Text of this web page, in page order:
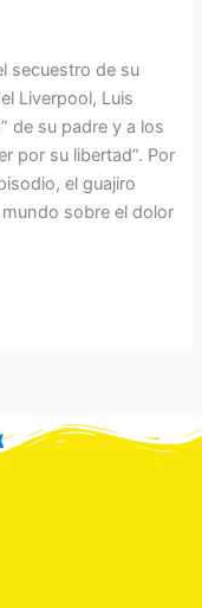
secuestro de su
Liverpool, Luis
de su padre y a los
por su libertad”. Por
el guajiro
sobre el dolor